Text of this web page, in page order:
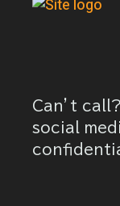
Can’t
social